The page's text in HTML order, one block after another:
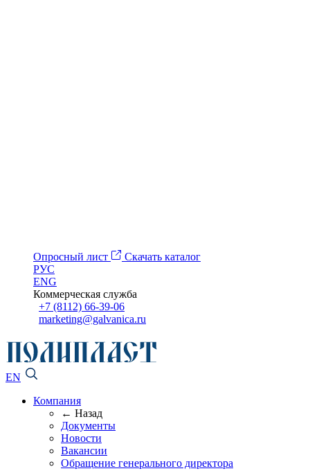
Опросный лист
Скачать каталог
РУС
ENG
Коммерческая служба
+7 (8112) 66-39-06
marketing@galvanica.ru
EN
Компания
← Назад
Документы
Новости
Вакансии
Обращение генерального директора